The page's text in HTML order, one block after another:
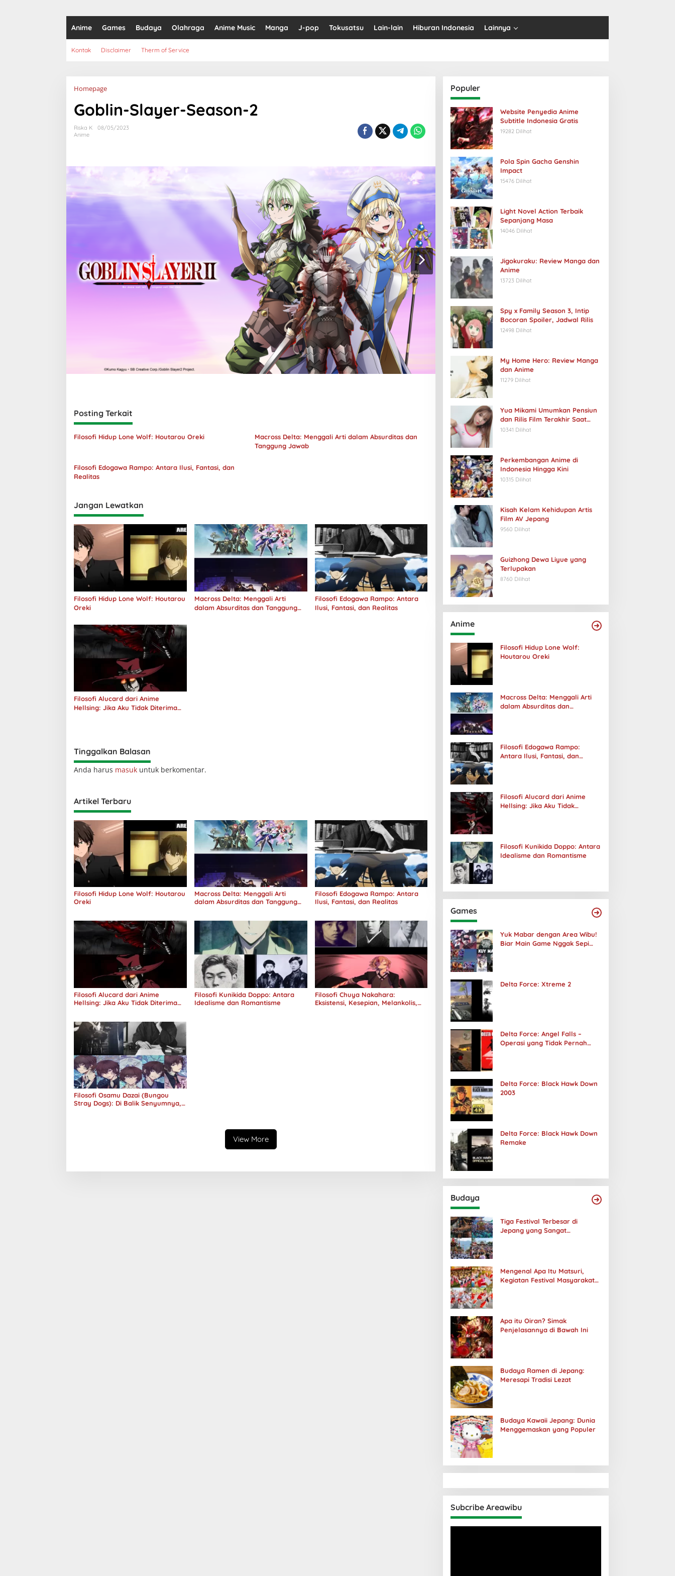
Anime Games Budaya Olahraga Anime Music Manga J-pop Tokusatsu Lain-lain Hiburan Indonesia Lainnya
Kontak Disclaimer Therm of Service
HomepageLampiran
Goblin-Slayer-Season-2
Riska K
08/05/2023
Anime
Posting Terkait
Filosofi Hidup Lone Wolf: Houtarou Oreki
Macross Delta: Menggali Arti dalam Absurditas dan
Tanggung Jawab
Filosofi Edogawa Rampo: Antara Ilusi, Fantasi, dan
Realitas
Jangan Lewatkan
Filosofi Hidup Lone Wolf: Houtarou
Oreki
Macross Delta: Menggali Arti
dalam Absurditas dan Tanggung
Filosofi Edogawa Rampo: Antara
Ilusi, Fantasi, dan Realitas
Filosofi Alucard dari Anime
Hellsing: Jika Aku Tidak Diterima
Tinggalkan Balasan
Anda harus masuk untuk berkomentar.
Artikel Terbaru
Filosofi Hidup Lone Wolf: Houtarou
Oreki
Macross Delta: Menggali Arti
dalam Absurditas dan Tanggung
Filosofi Edogawa Rampo: Antara
Ilusi, Fantasi, dan Realitas
Filosofi Alucard dari Anime
Hellsing: Jika Aku Tidak Diterima
Filosofi Kunikida Doppo: Antara
Idealisme dan Romantisme
Filosofi Chuya Nakahara:
Eksistensi, Kesepian, Melankolis,
Filosofi Osamu Dazai (Bungou
Stray Dogs): Di Balik Senyumnya,
View More
Populer
Website Penyedia Anime
Subtitle Indonesia Gratis
19282 Dilihat
Pola Spin Gacha Genshin
Impact
15476 Dilihat
Light Novel Action Terbaik
Sepanjang Masa
14046 Dilihat
Jigokuraku: Review Manga dan
Anime
13723 Dilihat
Spy x Family Season 3, Intip
Bocoran Spoiler, Jadwal Rilis
12498 Dilihat
My Home Hero: Review Manga
dan Anime
11279 Dilihat
Yua Mikami Umumkan Pensiun
dan Rilis Film Terakhir Saat
Ulang Tahun
10341 Dilihat
Perkembangan Anime di
Indonesia Hingga Kini
10315 Dilihat
Kisah Kelam Kehidupan Artis
Film AV Jepang
9560 Dilihat
Guizhong Dewa Liyue yang
Terlupakan
8760 Dilihat
Anime
Filosofi Hidup Lone Wolf:
Houtarou Oreki
Macross Delta: Menggali Arti
dalam Absurditas dan
Filosofi Edogawa Rampo:
Antara Ilusi, Fantasi, dan
Filosofi Alucard dari Anime
Hellsing: Jika Aku Tidak
Filosofi Kunikida Doppo: Antara
Idealisme dan Romantisme
Games
Yuk Mabar dengan Area Wibu!
Biar Main Game Nggak Sepi
Delta Force: Xtreme 2
Delta Force: Angel Falls –
Operasi yang Tidak Pernah
Delta Force: Black Hawk Down
2003
Delta Force: Black Hawk Down
Remake
Budaya
Tiga Festival Terbesar di
Jepang yang Sangat
Mengenal Apa Itu Matsuri,
Kegiatan Festival Masyarakat
Apa itu Oiran? Simak
Penjelasannya di Bawah Ini
Budaya Ramen di Jepang:
Meresapi Tradisi Lezat
Budaya Kawaii Jepang: Dunia
Menggemaskan yang Populer
Subcribe Areawibu